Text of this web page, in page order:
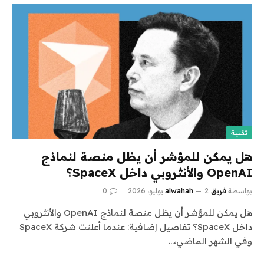
تقنية
هل يمكن للمؤشر أن يظل منصة لنماذج
OpenAI والأنثروبي داخل SpaceX؟
بواسطة فريق alwahah 2 يوليو، 2026 0
هل يمكن للمؤشر أن يظل منصة لنماذج OpenAI والأنثروبي
داخل SpaceX؟ تفاصيل إضافية: عندما أعلنت شركة SpaceX
وفي الشهر الماضي،…